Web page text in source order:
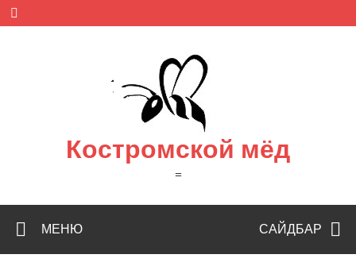
Skip
content
Костромской мёд
=
САЙДБАР
МЕНЮ